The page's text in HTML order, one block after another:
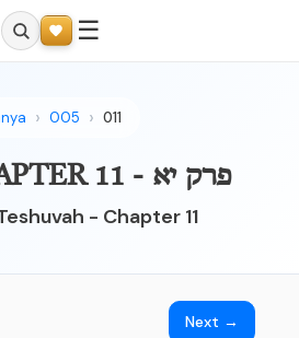
☰
005 011
011 - CHAPTER 11 - פרק יא
- Chapter 11
Next →